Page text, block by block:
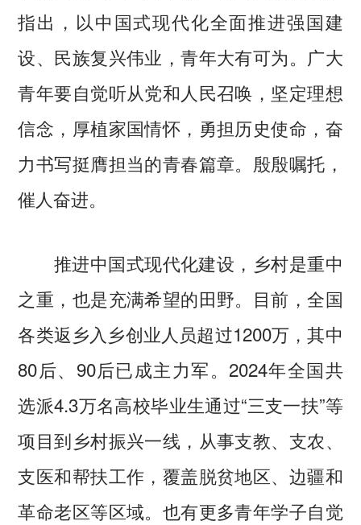
指出，以中国式现代化全面推进强国建
设、民族复兴伟业，青年大有可为。广大
青年要自觉听从党和人民召唤，坚定理想
信念，厚植家国情怀，勇担历史使命，奋
力书写挺膺担当的青春篇章。殷殷嘱托，
催人奋进。
推进中国式现代化建设，乡村是重中
之重，也是充满希望的田野。目前，全国
各类返乡入乡创业人员超过1200万，其中
80后、90后已成主力军。2024年全国共
选派4.3万名高校毕业生通过“三支一扶”等
项目到乡村振兴一线，从事支教、支农、
支医和帮扶工作，覆盖脱贫地区、边疆和
革命老区等区域。也有更多青年学子自觉